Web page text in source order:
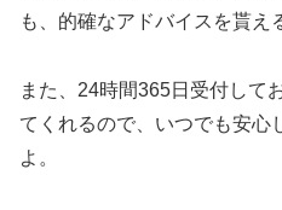
も、的確なアドバイスを貰え
また、24時間365日受付して
てくれるので、 いつでも安心
よ。